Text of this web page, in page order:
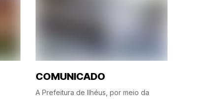
COMUNICADO
A Prefeitura de Ilhéus, por meio da